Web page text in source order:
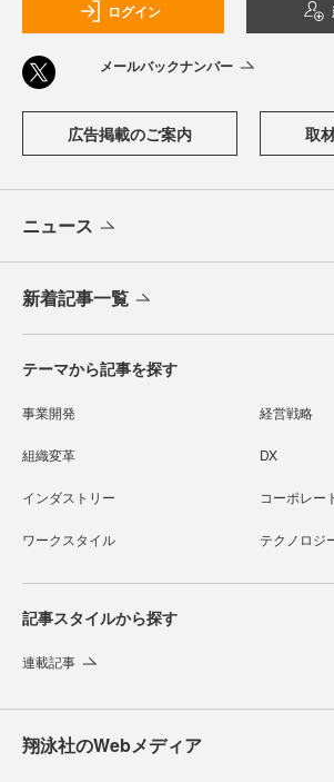
ログイン
メールバックナンバー
広告掲載のご案内 取
ニュース
新着記事一覧
テーマから記事を探す
事業開発 経営戦略
組織変革 DX
インダストリー コーポレー
ワークスタイル テクノロジ
記事スタイルから探す
連載記事
翔泳社のWebメディア